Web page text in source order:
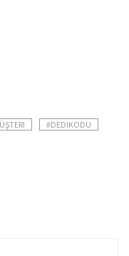
#DEDIKODU